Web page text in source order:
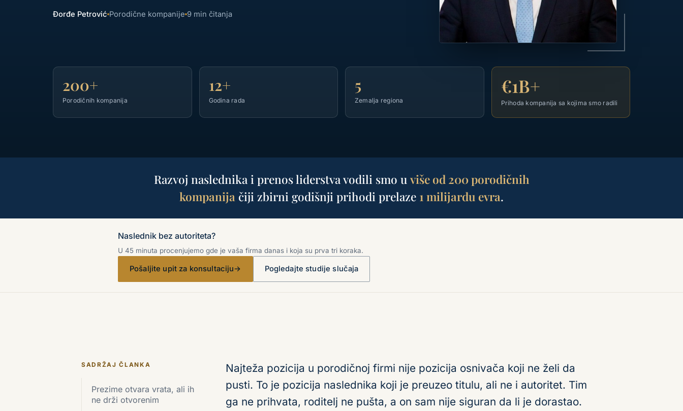
Đorđe Petrović Porodične kompanije 9 min čitanja
200+
Porodičnih kompanija
12+
Godina rada
5
Zemalja regiona
€1B+
Prihoda kompanija sa kojima smo radili
Razvoj naslednika i prenos liderstva vodili smo u više od 200 porodičnih
kompanija čiji zbirni godišnji prihodi prelaze 1 milijardu evra.
Naslednik bez autoriteta?
U 45 minuta procenjujemo gde je vaša firma danas i koja su prva tri koraka.
Pošaljite upit za konsultaciju→ Pogledajte studije slučaja
SADRŽAJ ČLANKA
Prezime otvara vrata, ali ih
ne drži otvorenim
Najteža pozicija u porodičnoj firmi nije pozicija osnivača koji ne želi da
pusti. To je pozicija naslednika koji je preuzeo titulu, ali ne i autoritet. Tim
ga ne prihvata, roditelj ne pušta, a on sam nije siguran da li je dorastao.